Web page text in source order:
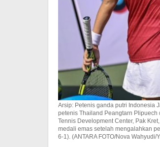
Arsip: Petenis ganda putri Indonesia
petenis Thailand Peangtarn
Tennis Development Center, Pak
medali emas setelah mengalahkan
6-1). (ANTARA FOTO/Nova Wahyudi/